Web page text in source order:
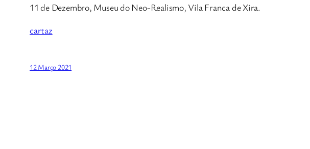
11 de Dezembro, Museu do Neo-Realismo, Vila Franca de Xira.
cartaz
12 Março 2021